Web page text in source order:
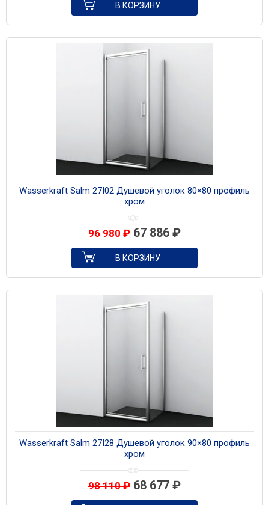
В КОРЗИНУ
Wasserkraft Salm 27I02 Душевой уголок 80×80 профиль
хром
96 980₽ 67 886 ₽
В КОРЗИНУ
Wasserkraft Salm 27I28 Душевой уголок 90×80 профиль
хром
98 110₽ 68 677 ₽